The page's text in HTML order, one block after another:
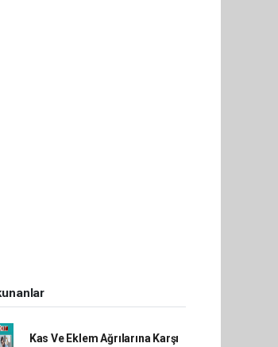
Kas Ve Eklem Ağrılarına Karşı